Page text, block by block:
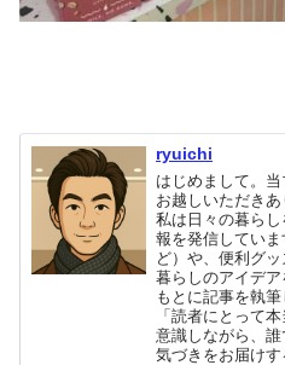
ryuichi
はじめまして。
お越しいただきあ
私は日々の暮ら
報を発信してい
ど）や、便利グ
暮らしのアイデ
もとに記事を執筆
「読者にとって
意識しながら、
気づきをお届けす